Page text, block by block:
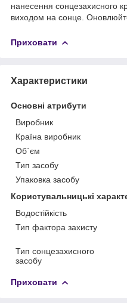
нанесення сонцезахисного
виходом на сонце.
Приховати
Характеристики
Основні атрибути
Виробник
Країна виробник
Об`єм
Тип засобу
Упаковка засобу
Користувальницькі
Водостійкість
Тип фактора захисту
Тип сонцезахисного
засобу
Приховати